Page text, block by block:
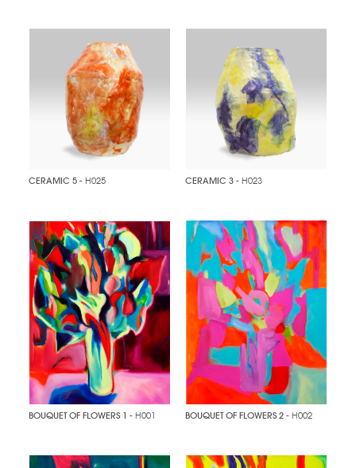
CERAMIC 5 - H025 CERAMIC 3 - H023
BOUQUET OF FLOWERS 1 - H001 BOUQUET OF FLOWERS 2 - H002